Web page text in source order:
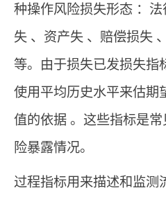
种操作风险损失形态 ：
失 、资产失 、赔偿损失
等。由于损失已发损失指
使用平均历史水平来估期
值的依据 。这些指标是
险暴露情况。
过程指标用来描述和监测